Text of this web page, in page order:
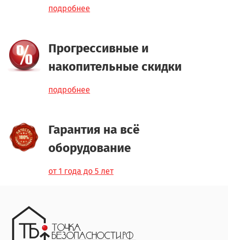
подробнее
Прогрессивные и
накопительные скидки
подробнее
Гарантия на всё
оборудование
от 1 года до 5 лет